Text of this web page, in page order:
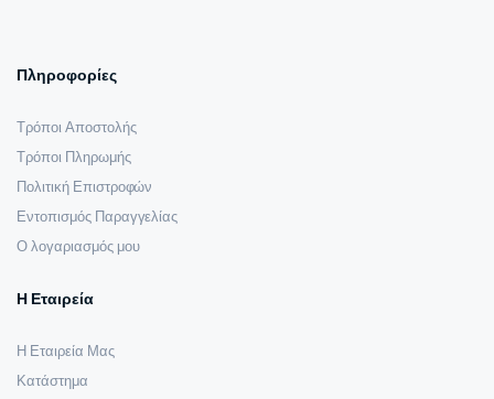
Πληροφορίες
Τρόποι Αποστολής
Τρόποι Πληρωμής
Πολιτική Επιστροφών
Εντοπισμός Παραγγελίας
Ο λογαριασμός μου
Η Εταιρεία
Η Εταιρεία Μας
Κατάστημα